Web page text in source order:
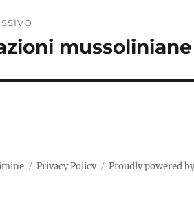
Privacy Policy Proudly powered